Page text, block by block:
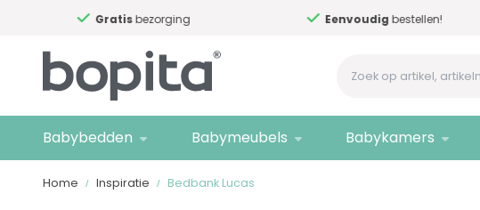
Gratisbezorging Eenvoudigbestellen!
Babybedden Babymeubels Babykamers
Home Inspiratie Bedbank Lucas